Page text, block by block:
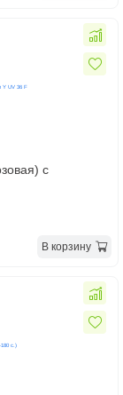
с
В корзину